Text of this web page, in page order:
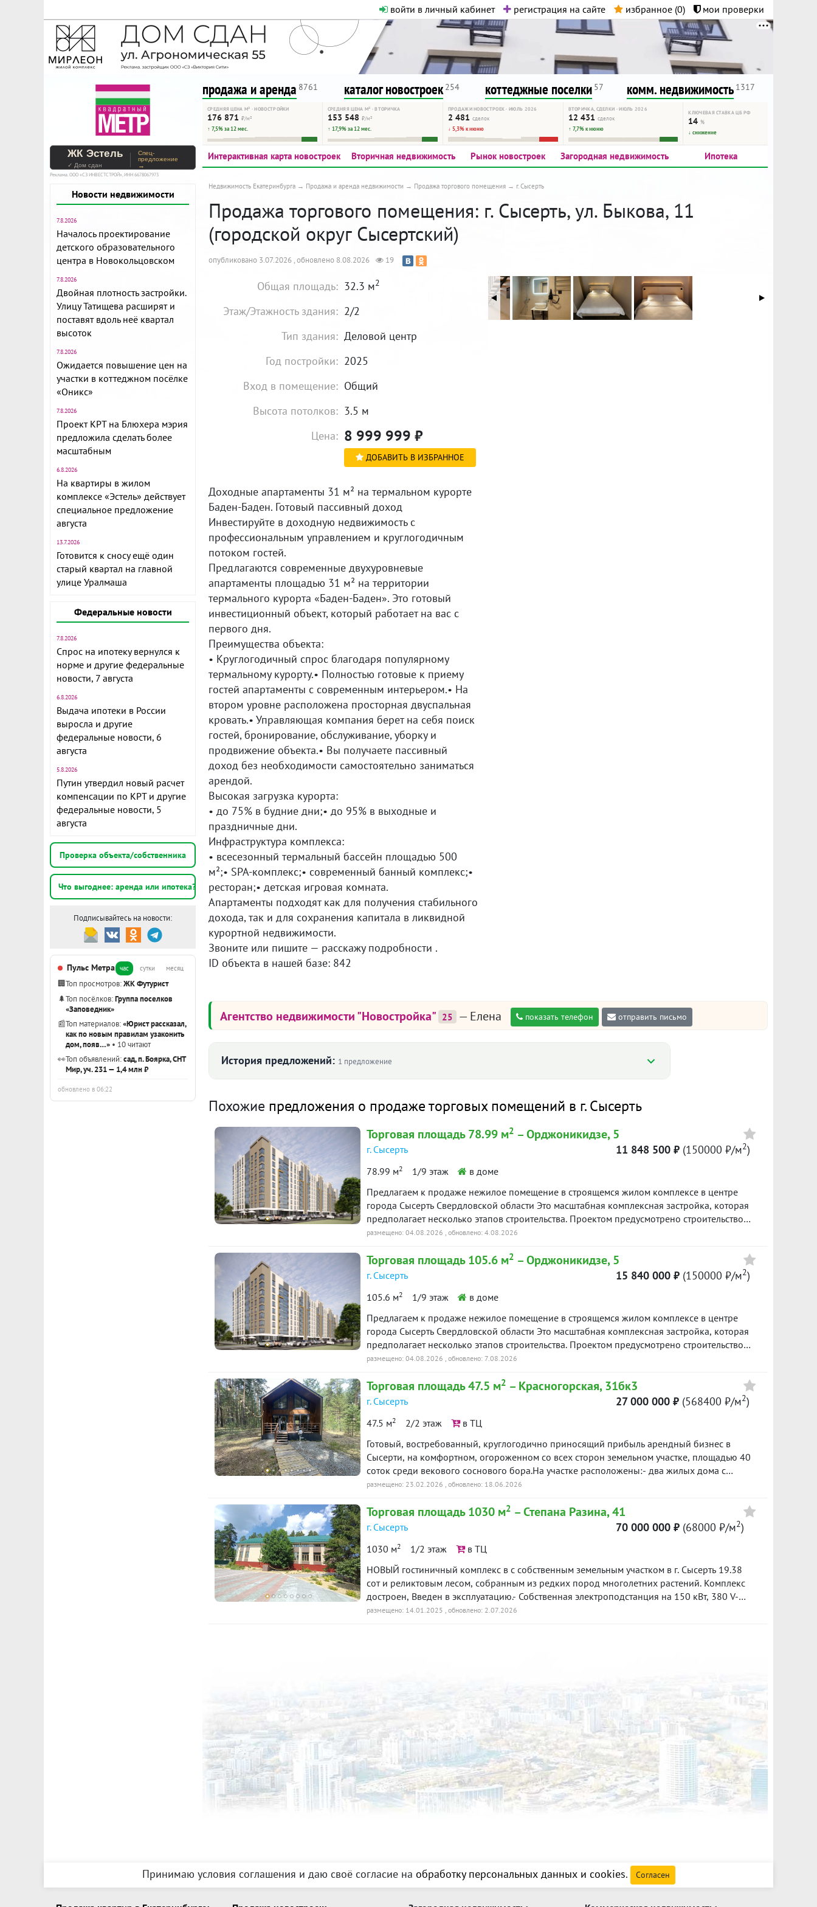
войти в личный кабинет регистрация на сайте избранное (0) мои проверки
На Метре реклама - только нормальная. Никакого шок-контента.
Помогайте независимому ресурсу, как он помогает вам. Удачи!
продажа и аренда 8761 каталог новостроек 254 коттеджные поселки 57 комм. недвижимость 1317
СРЕДНЯЯ ЦЕНА М² · НОВОСТРОЙКИ
176 871 ₽/м²
↑ 7,5% за 12 мес.
СРЕДНЯЯ ЦЕНА М² · ВТОРИЧКА
153 548 ₽/м²
↑ 17,9% за 12 мес.
ПРОДАЖИ НОВОСТРОЕК · ИЮЛЬ 2026
2 481 сделок
↓ 5,3% к июню
ВТОРИЧКА, СДЕЛКИ · ИЮЛЬ 2026
12 431 сделок
↑ 7,7% к июню
КЛЮЧЕВАЯ СТАВКА ЦБ РФ
14%
↓ снижение
ЖК Эстель
✓ Дом сдан
Спец-
предложение
→
Реклама. ООО «СЗ ИНВЕСТСТРОЙ», ИНН 6678067973
Новости недвижимости
7.8.2026
Началось проектирование
детского образовательного
центра в Новокольцовском
7.8.2026
Двойная плотность застройки.
Улицу Татищева расширят и
поставят вдоль неё квартал
высоток
7.8.2026
Ожидается повышение цен на
участки в коттеджном посёлке
«Оникс»
7.8.2026
Проект КРТ на Блюхера мэрия
предложила сделать более
масштабным
6.8.2026
На квартиры в жилом
комплексе «Эстель» действует
специальное предложение
августа
13.7.2026
Готовится к сносу ещё один
старый квартал на главной
улице Уралмаша
Федеральные новости
7.8.2026
Спрос на ипотеку вернулся к
норме и другие федеральные
новости, 7 августа
6.8.2026
Выдача ипотеки в России
выросла и другие
федеральные новости, 6
августа
5.8.2026
Путин утвердил новый расчет
компенсации по КРТ и другие
федеральные новости, 5
августа
Проверка объекта/собственника
Что выгоднее: аренда или ипотека?
Подписывайтесь на новости:
Пульс Метра час сутки месяц
🏢Топ просмотров:ЖК Футурист
🌲Топ посёлков:Группа поселков
«Заповедник»
📰Топ материалов:«Юрист рассказал,
как по новым правилам узаконить
дом, появ…» • 10 читают
👀Топ объявлений:сад, п. Боярка, СНТ
Мир, уч. 231 — 1,4 млн ₽
обновлено в 06:22
Интерактивная карта новостроек Вторичная недвижимость Рынок новостроек Загородная недвижимость Ипотека
Недвижимость Екатеринбурга Продажа и аренда недвижимости Продажа торгового помещения г. Сысерть
Продажа торгового помещения: г. Сысерть, ул. Быкова, 11
(городской округ Сысертский)
опубликовано 3.07.2026 , обновлено 8.08.2026 19
Общая площадь: 32.3 м2
Этаж/Этажность здания: 2/2
Тип здания: Деловой центр
Год постройки: 2025
Вход в помещение: Общий
Высота потолков: 3.5 м
Цена: 8 999 999 ₽
ДОБАВИТЬ В ИЗБРАННОЕ
Доходные апартаменты 31 м² на термальном курорте
Баден-Баден. Готовый пассивный доход
Инвестируйте в доходную недвижимость с
профессиональным управлением и круглогодичным
потоком гостей.
Предлагаются современные двухуровневые
апартаменты площадью 31 м² на территории
термального курорта «Баден-Баден». Это готовый
инвестиционный объект, который работает на вас с
первого дня.
Преимущества объекта:
• Круглогодичный спрос благодаря популярному
термальному курорту.• Полностью готовые к приему
гостей апартаменты с современным интерьером.• На
втором уровне расположена просторная двуспальная
кровать.• Управляющая компания берет на себя поиск
гостей, бронирование, обслуживание, уборку и
продвижение объекта.• Вы получаете пассивный
доход без необходимости самостоятельно заниматься
арендой.
Высокая загрузка курорта:
• до 75% в будние дни;• до 95% в выходные и
праздничные дни.
Инфраструктура комплекса:
• всесезонный термальный бассейн площадью 500
м²;• SPA-комплекс;• современный банный комплекс;•
ресторан;• детская игровая комната.
Апартаменты подходят как для получения стабильного
дохода, так и для сохранения капитала в ликвидной
курортной недвижимости.
Звоните или пишите — расскажу подробности .
ID объекта в нашей базе: 842
Агентство недвижимости "Новостройка" 25 — Елена показать телефон отправить письмо
История предложений: 1 предложение
г. Сысерть, ул. Быкова, 11
(городской округ Сысертский)
· 32.2 м²
90 дн. 8 800 000
273300 ₽/м²
Похожие предложения о продаже торговых помещений в г. Сысерть
Торговая площадь 78.99 м2 – Орджоникидзе, 5
г. Сысерть
78.99 м2 1/9 этаж в доме
11 848 500 ₽ (150000 ₽/м2)
Предлагаем к продаже нежилое помещение в строящемся жилом комплексе в центре
города Сысерть Свердловской области Это масштабная комплексная застройка, которая
предполагает несколько этапов строительства. Проектом предусмотрено строительство
двух секций девятиэтажного жилого дома, который возводится в квартале улиц Карла
шаговой доступности от городских достопримечательностей, рядом с исторической
частью города. Помещение можно использовать как для собственного бизнеса, так и в
сдачу в аренду. Отдел продаж Застройщика окажет помощь в оформлении ипотечного
кредита. Ипотека от ведущих банков. Подробности уточняйте у специалистов отдела
продаж по телефону оперативной связи ID объекта в нашей базе: 610
размещено: 04.08.2026 , обновлено: 4.08.2026
Торговая площадь 105.6 м2 – Орджоникидзе, 5
г. Сысерть
105.6 м2 1/9 этаж в доме
15 840 000 ₽ (150000 ₽/м2)
Предлагаем к продаже нежилое помещение в строящемся жилом комплексе в центре
города Сысерть Свердловской области Это масштабная комплексная застройка, которая
предполагает несколько этапов строительства. Проектом предусмотрено строительство
двух секций девятиэтажного жилого дома, который возводится в квартале улиц Карла
шаговой доступности от городских достопримечательностей, рядом с исторической
частью города. Помещение можно использовать как для собственного бизнеса, так и в
сдачу в аренду. Отдел продаж Застройщика окажет помощь в оформлении ипотечного
кредита. Ипотека от ведущих банков. Подробности уточняйте у специалистов отдела
продаж по телефону оперативной связи. ID объекта в нашей базе: 609
размещено: 04.08.2026 , обновлено: 7.08.2026
Торговая площадь 47.5 м2 – Красногорская, 31бк3
г. Сысерть
47.5 м2 2/2 этаж в ТЦ
27 000 000 ₽ (568400 ₽/м2)
Готовый, востребованный, круглогодично приносящий прибыль арендный бизнес в
Сысерти, на комфортном, огороженном со всех сторон земельном участке, площадью 40
соток среди векового соснового бора.На участке расположены:- два жилых дома с
автономными коммуникациями для круглогодичного проживания;- двухэтажная летняя
персонала. Уникальность данной площадки в том, что имеется возможность
строительства, как минимум, ещё трёх домов и их подключения к системам
газоснабжения, городской канализации. Дополнительно имеется возможность покупки
пограничной базы отдыха. ID объекта в нашей базе: 13794
размещено: 23.02.2026 , обновлено: 18.06.2026
Торговая площадь 1030 м2 – Степана Разина, 41
г. Сысерть
1030 м2 1/2 этаж в ТЦ
70 000 000 ₽ (68000 ₽/м2)
НОВЫЙ гостиничный комплекс в с собственным земельным участком в г. Сысерть 19.38
сот и реликтовым лесом, собранным из редких пород многолетних растений. Комплекс
достроен, Введен в эксплуатацию.- Собственная электроподстанция на 150 кВт, 380 V-
Вода - скважина 38 м, канализация - металлический кессон, 25 куб.м- Газ заведен и
сотрудников общепита, котельная.2 этаж 298 кв.м - 16 номеров со всеми удобствами, тех.
помещение. Высота потолков - 3м.- Дополнительная площадь - полноценное подвальное
помещение с окнами, теплыми полами и вентиляцией, высота потолка - 2.7 м.-
Территория комплекса огорожена, видеонаблюдение, шлагбаум, парковка, зона отдыха
для гостей с искусственным водоемом. - Комплекс удачно расположен при въезде в г.
Сысерть с трассы М5 Урал, и окружен лесным массивом. - Хороший асфальтированный
подъезд.- Удобная транспортная развязка на федеральную трассу, В. Сысерть, центр
города.ТОРГ ОБСУЖДАЕМ!!! ID объекта в нашей базе: 6408
размещено: 14.01.2025 , обновлено: 2.07.2026
Принимаю условия соглашения и даю своё согласие на обработку персональных данных и cookies. Согласен